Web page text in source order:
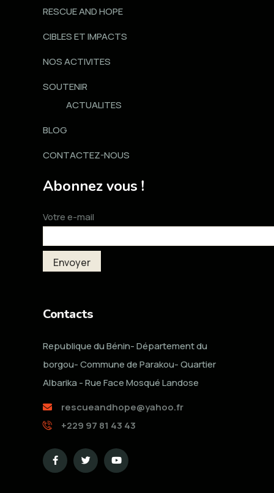
RESCUE AND HOPE
CIBLES ET IMPACTS
NOS ACTIVITES
SOUTENIR
ACTUALITES
BLOG
CONTACTEZ-NOUS
Abonnez vous !
Votre e-mail
Contacts
Republique du Bénin- Département du
borgou- Commune de Parakou- Quartier
Albarika - Rue Face Mosqué Landose
rescueandhope@yahoo.fr
+229 97 81 43 43